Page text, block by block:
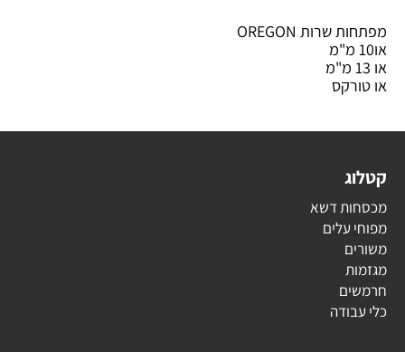
מפתחות שרות OREGON
או10 מ"מ
או 13 מ"מ
או טורקס
קטלוג
מכסחות דשא
מפוחי עלים
משורים
מגזמות
חרמשים
כלי עבודה